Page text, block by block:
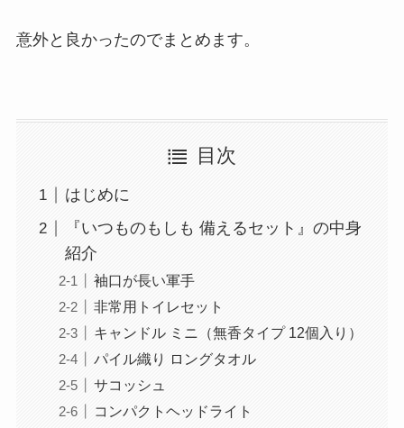
意外と良かったのでまとめます。
目次
はじめに
『いつものもしも 備えるセット』の中身
紹介
袖口が長い軍手
非常用トイレセット
キャンドル ミニ（無香タイプ 12個入り）
パイル織り ロングタオル
サコッシュ
コンパクトヘッドライト